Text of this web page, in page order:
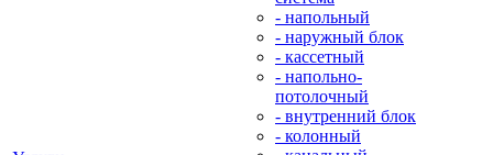
- напольный
- наружный блок
- кассетный
- напольно-
потолочный
- внутренний блок
- колонный